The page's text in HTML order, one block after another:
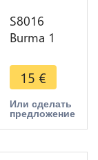
S8016
Burma 1
FDC ->
Faire Offre
15 €
Или сделать
предложение